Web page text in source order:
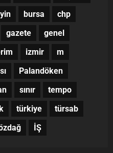
bursa
chp
gazete
genel
izmir
m
Palandöken
sınır
tempo
türkiye
türsab
İŞ